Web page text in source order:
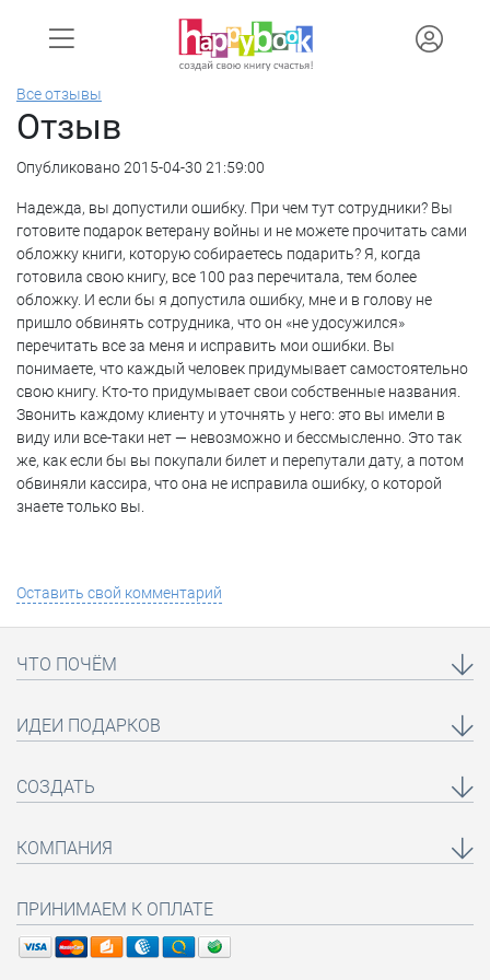
Все отзывы
Отзыв
Опубликовано 2015-04-30 21:59:00
Надежда, вы допустили ошибку. При чем тут сотрудники? Вы
готовите подарок ветерану войны и не можете прочитать сами
обложку книги, которую собираетесь подарить? Я, когда
готовила свою книгу, все 100 раз перечитала, тем более
обложку. И если бы я допустила ошибку, мне и в голову не
пришло обвинять сотрудника, что он «не удосужился»
перечитать все за меня и исправить мои ошибки. Вы
понимаете, что каждый человек придумывает самостоятельно
свою книгу. Кто-то придумывает свои собственные названия.
Звонить каждому клиенту и уточнять у него: это вы имели в
виду или все-таки нет — невозможно и бессмысленно. Это так
же, как если бы вы покупали билет и перепутали дату, а потом
обвиняли кассира, что она не исправила ошибку, о которой
знаете только вы.
Оставить свой комментарий
ЧТО ПОЧЁМ
ИДЕИ ПОДАРКОВ
СОЗДАТЬ
КОМПАНИЯ
ПРИНИМАЕМ К ОПЛАТЕ